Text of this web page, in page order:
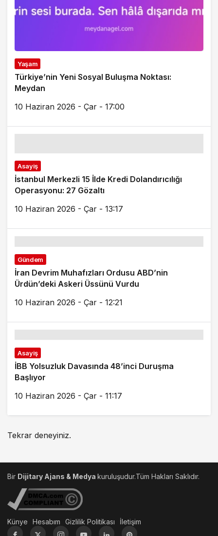
Yaşam
Türkiye’nin Yeni Sosyal Buluşma Noktası:
Meydan
10 Haziran 2026 - Çar - 17:00
Asayiş
İstanbul Merkezli 15 İlde Kredi Dolandırıcılığı
Operasyonu: 27 Gözaltı
10 Haziran 2026 - Çar - 13:17
Gündem
İran Devrim Muhafızları Ordusu ABD’nin
Ürdün’deki Askeri Üssünü Vurdu
10 Haziran 2026 - Çar - 12:21
Asayiş
İBB Yolsuzluk Davasında 48’inci Duruşma
Başlıyor
10 Haziran 2026 - Çar - 11:17
Tekrar deneyiniz.
Bir Dijitary Ajans & Medya kuruluşudur.Tüm Hakları Saklıdır.
Künye Hesabım Gizlilik Politikası İletişim